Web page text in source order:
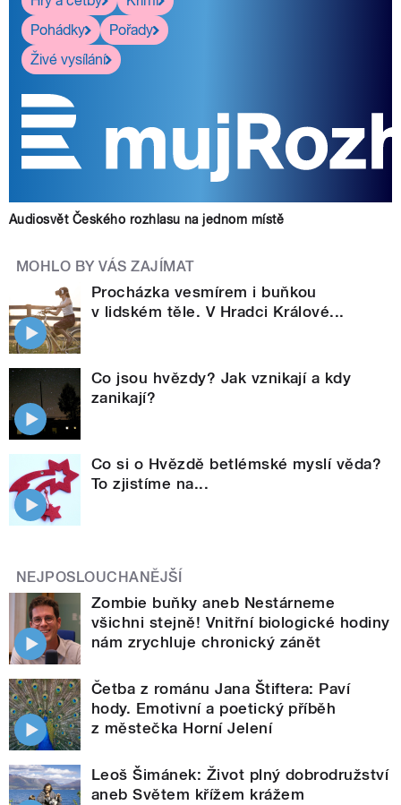
Pohádky
Pořady
Živé vysílání
Audiosvět Českého rozhlasu na jednom místě
MOHLO BY VÁS ZAJÍMAT
Procházka vesmírem i buňkou
v lidském těle. V Hradci Králové...
Co jsou hvězdy? Jak vznikají a kdy
zanikají?
Co si o Hvězdě betlémské myslí věda?
To zjistíme na...
NEJPOSLOUCHANĚJŠÍ
Zombie buňky aneb Nestárneme
všichni stejně! Vnitřní biologické hodiny
nám zrychluje chronický zánět
Četba z románu Jana Štiftera: Paví
hody. Emotivní a poetický příběh
z městečka Horní Jelení
Leoš Šimánek: Život plný dobrodružství
aneb Světem křížem krážem